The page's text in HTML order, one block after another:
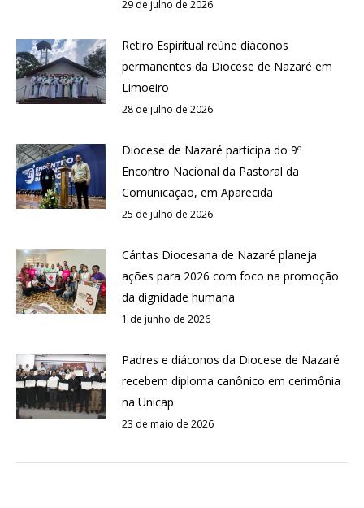
29 de julho de 2026
Retiro Espiritual reúne diáconos
permanentes da Diocese de Nazaré em
Limoeiro
28 de julho de 2026
Diocese de Nazaré participa do 9º
Encontro Nacional da Pastoral da
Comunicação, em Aparecida
25 de julho de 2026
Cáritas Diocesana de Nazaré planeja
ações para 2026 com foco na promoção
da dignidade humana
1 de junho de 2026
Padres e diáconos da Diocese de Nazaré
recebem diploma canônico em cerimônia
na Unicap
23 de maio de 2026